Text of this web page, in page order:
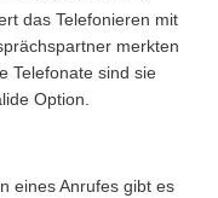
das Telefonieren mit
merkten
Telefonate sind sie
Option.
eines Anrufes gibt es